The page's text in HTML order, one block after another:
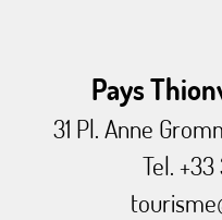
Pays
31 Pl. Anne
Tel.